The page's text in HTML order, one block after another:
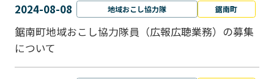
2024-08-08 地域おこし協力隊 鋸南町
鋸南町地域おこし協力隊員（広報広聴業務）の募集
について